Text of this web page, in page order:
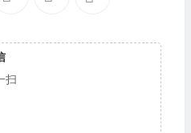
扫